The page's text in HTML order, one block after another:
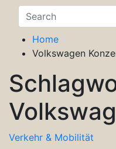
Home
Volkswagen
Verkehr & Mobilität